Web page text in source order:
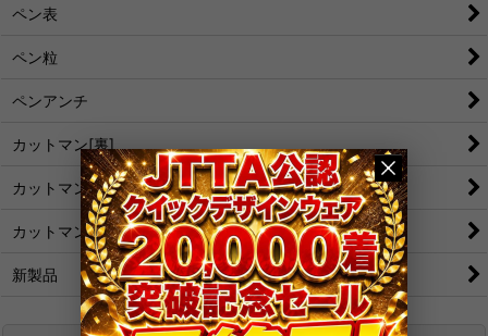
ペン表
ペン粒
ペンアンチ
カットマン[裏]
カットマン[表/変化表]
カットマン[粒/アンチ]
新製品